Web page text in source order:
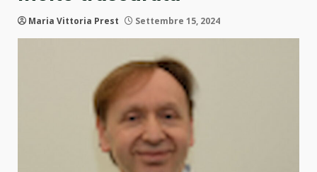
Maria Vittoria Prest Settembre 15, 2024